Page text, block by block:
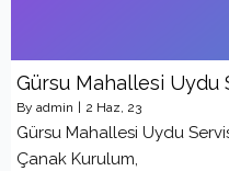
Gürsu Mahallesi Uydu
By admin 2 Haz, 23
Gürsu Mahallesi Uydu
Çanak Kurulum,